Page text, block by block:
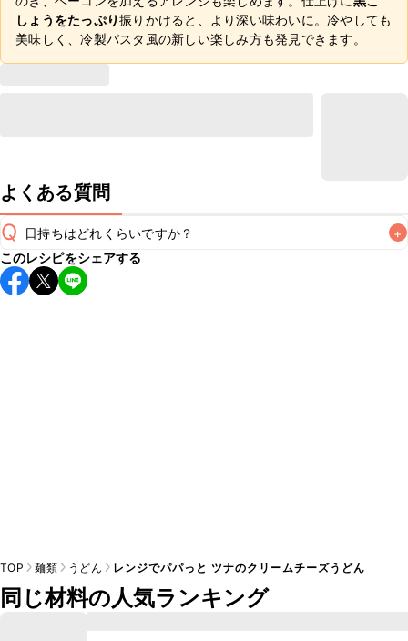
しょうをたっぷり振りかけると、より深い味わいに。冷やしても
美味しく、冷製パスタ風の新しい楽しみ方も発見できます。
よくある質問
Q 日持ちはどれくらいですか？ +
こちらのレシピは出来たてをお召し上がりいただくことをお
すすめします。
このレシピをシェアする
TOP 麺類 うどん レンジでパパっと ツナのクリームチーズうどん
同じ材料の人気ランキング